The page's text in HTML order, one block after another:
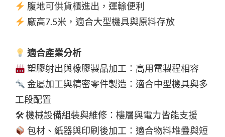
腹地可供貨櫃進出，運輸便利
廠高7.5米，適合大型機具與原料存放
適合產業分析
塑膠射出與橡膠製品加工：高用電製程相容
金屬加工與精密零件製造：適合中型機具與多
工段配置
🛠 機械設備組裝與維修：樓層與電力皆能支援
包材、紙器與印刷後加工：適合物料堆疊與短